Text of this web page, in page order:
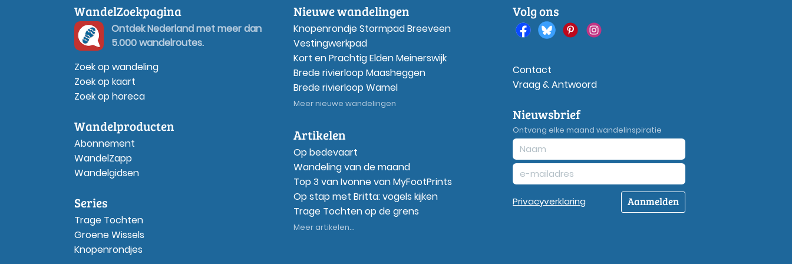
WandelZoekpagina
Ontdek Nederland met meer dan
5.000 wandelroutes.
Zoek op wandeling
Zoek op kaart
Zoek op horeca
Wandelproducten
Abonnement
WandelZapp
Wandelgidsen
Series
Trage Tochten
Groene Wissels
Knopenrondjes
Nieuwe wandelingen
Knopenrondje Stormpad Breeveen
Vestingwerkpad
Kort en Prachtig Elden Meinerswijk
Brede rivierloop Maasheggen
Brede rivierloop Wamel
Meer nieuwe wandelingen
Artikelen
Op bedevaart
Wandeling van de maand
Top 3 van Ivonne van MyFootPrints
Op stap met Britta: vogels kijken
Trage Tochten op de grens
Meer artikelen...
Volg ons
Contact
Vraag & Antwoord
Nieuwsbrief
Ontvang elke maand wandelinspiratie
Privacyverklaring Aanmelden